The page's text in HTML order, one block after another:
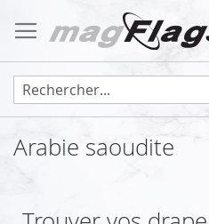
au
contenu
Arabie saoudite